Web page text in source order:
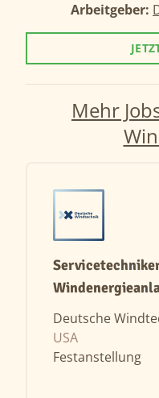
Arbeitgeber:
Mehr
Deutsche
USA
Festanstellung